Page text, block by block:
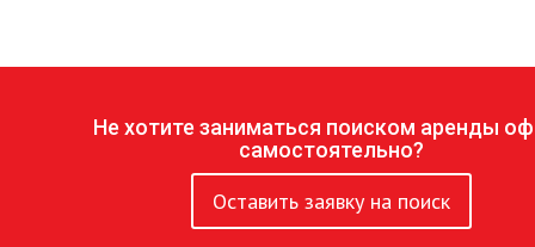
Не хотите заниматься поиском аренды
самостоятельно?
Оставить заявку на поиск